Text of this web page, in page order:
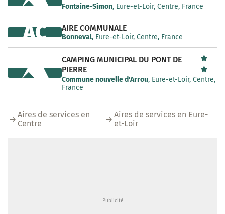
Fontaine-Simon, Eure-et-Loir, Centre, France
AIRE COMMUNALE
Bonneval, Eure-et-Loir, Centre, France
AC
CAMPING MUNICIPAL DU PONT DE
PIERRE
Commune nouvelle d'Arrou, Eure-et-Loir, Centre,
France
Aires de services en
Centre
Aires de services en Eure-
et-Loir